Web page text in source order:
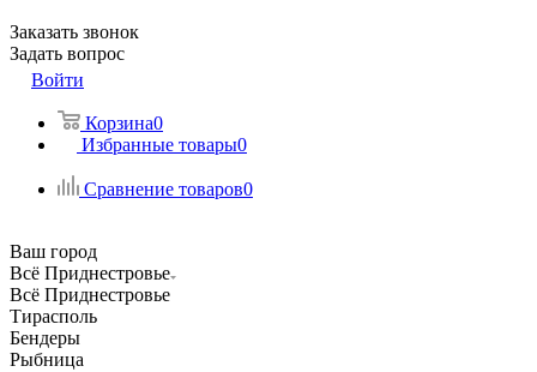
Заказать звонок
Задать вопрос
Войти
Корзина0
Избранные товары0
Сравнение товаров0
Ваш город
Всё Приднестровье
Всё Приднестровье
Тирасполь
Бендеры
Рыбница